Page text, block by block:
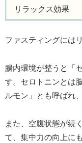
リラックス効果
ファスティングには
腸内環境が整うと「
す。セロトニンとは
ルモン」とも呼ばれ
また、空腹状態が続
て、集中力の向上に